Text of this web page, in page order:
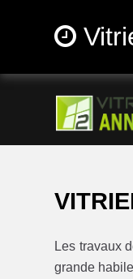
Les travaux
grande